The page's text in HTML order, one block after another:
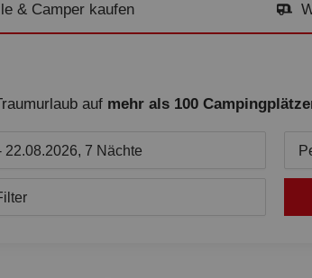
& Camper kaufen
auf mehr als 100
22.08.2026, 7 Nächte